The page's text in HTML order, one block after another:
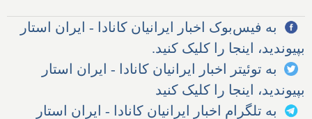
به فیس‌بوک اخبار ایرانیان کانادا - ایران استار
بپیوندید، اینجا را کلیک کنید.
به توئیتر اخبار ایرانیان کانادا - ایران استار
بپیوندید، اینجا را کلیک کنید
به تلگرام اخبار ایرانیان کانادا - ایران استار